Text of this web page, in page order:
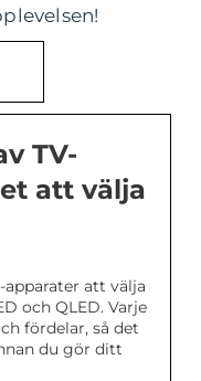
TV-
att välja
att välja
och QLED. Varje
fördelar, så det
du gör ditt